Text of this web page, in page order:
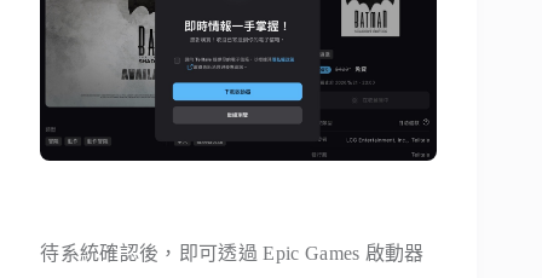
待系統確認後，即可透過 Epic Games 啟動器